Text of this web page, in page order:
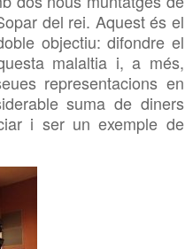
del rei. Aquest és el
objectiu: difondre el
malaltia i, a més,
representacions en
suma de diners
i ser un exemple de